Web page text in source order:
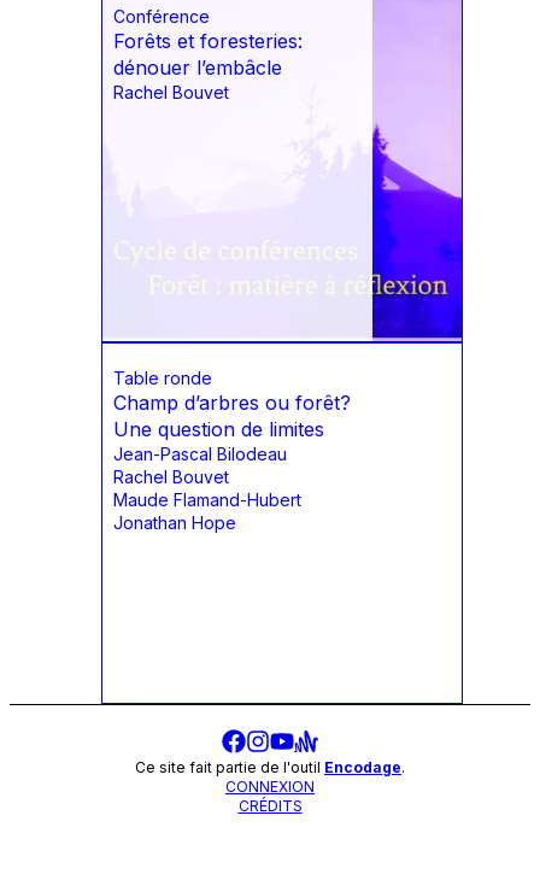
Conférence
Forêts et foresteries:
dénouer l’embâcle
Rachel Bouvet
Table ronde
Champ d’arbres ou forêt?
Une question de limites
Jean-Pascal Bilodeau
Rachel Bouvet
Maude Flamand-Hubert
Jonathan Hope
Ce site fait partie de l'outil Encodage.
CONNEXION
CRÉDITS